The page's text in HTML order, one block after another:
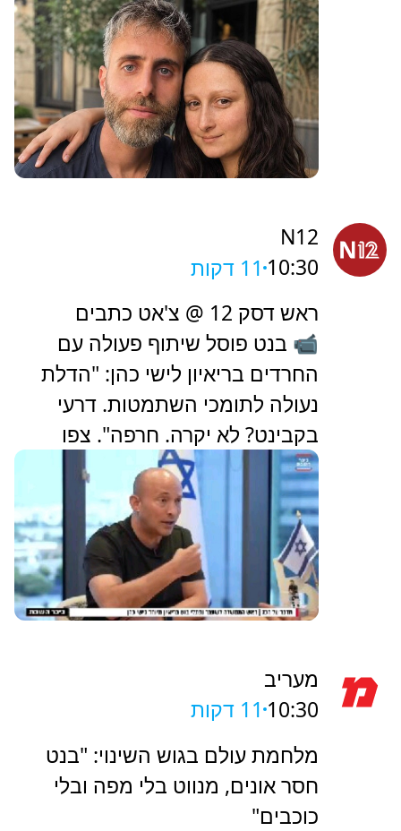
N12
10:30 11 דקות
ראש דסק 12 @ צ'אט כתבים
📹 בנט פוסל שיתוף פעולה עם
החרדים בריאיון לישי כהן: "הדלת
נעולה לתומכי השתמטות. דרעי
בקבינט? לא יקרה. חרפה". צפו
מעריב
10:30 11 דקות
מלחמת עולם בגוש השינוי: "בנט
חסר אונים, מנווט בלי מפה ובלי
כוכבים"